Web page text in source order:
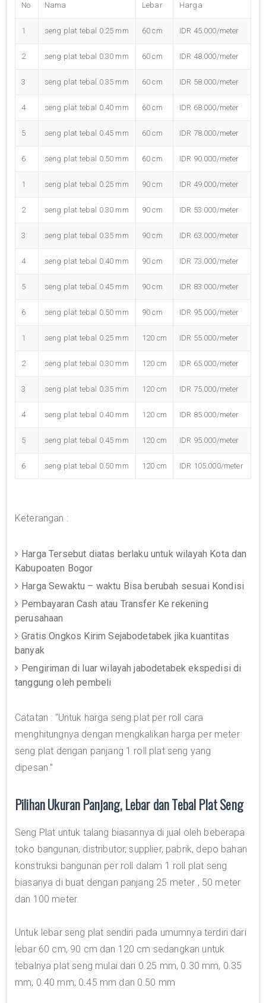
No Nama Lebar Harga
1 seng plat tebal 0.25 mm 60 cm IDR 45.000/meter
2 seng plat tebal 0.30 mm 60 cm IDR 48.000/meter
3 seng plat tebal 0.35 mm 60 cm IDR 58.000/meter
4 seng plat tebal 0.40 mm 60 cm IDR 68.000/meter
5 seng plat tebal 0.45 mm 60 cm IDR 78.000/meter
6 seng plat tebal 0.50 mm 60 cm IDR 90.000/meter
1 seng plat tebal 0.25 mm 90 cm IDR 49.000/meter
2 seng plat tebal 0.30 mm 90 cm IDR 53.000/meter
3 seng plat tebal 0.35 mm 90 cm IDR 63.000/meter
4 seng plat tebal 0.40 mm 90 cm IDR 73.000/meter
5 seng plat tebal 0.45 mm 90 cm IDR 83.000/meter
6 seng plat tebal 0.50 mm 90 cm IDR 95.000/meter
1 seng plat tebal 0.25 mm 120 cm IDR 55.000/meter
2 seng plat tebal 0.30 mm 120 cm IDR 65.000/meter
3 seng plat tebal 0.35 mm 120 cm IDR 75.000/meter
4 seng plat tebal 0.40 mm 120 cm IDR 85.000/meter
5 seng plat tebal 0.45 mm 120 cm IDR 95.000/meter
6 seng plat tebal 0.50 mm 120 cm IDR 105.000/meter
Keterangan :
Harga Tersebut diatas berlaku untuk wilayah Kota dan
Kabupoaten Bogor
Harga Sewaktu – waktu Bisa berubah sesuai Kondisi
Pembayaran Cash atau Transfer Ke rekening
perusahaan
Gratis Ongkos Kirim Sejabodetabek jika kuantitas
banyak
Pengiriman di luar wilayah jabodetabek ekspedisi di
tanggung oleh pembeli
Catatan : "Untuk harga seng plat per roll cara
menghitungnya dengan mengkalikan harga per meter
seng plat dengan panjang 1 roll plat seng yang
dipesan."
Pilihan Ukuran Panjang, Lebar dan Tebal Plat Seng
Seng Plat untuk talang biasannya di jual oleh beberapa
toko bangunan, distributor, supplier, pabrik, depo bahan
konstruksi bangunan per roll dalam 1 roll plat seng
biasanya di buat dengan panjang 25 meter , 50 meter
dan 100 meter.
Untuk lebar seng plat sendiri pada umumnya terdiri dari
lebar 60 cm, 90 cm dan 120 cm sedangkan untuk
tebalnya plat seng mulai dari 0.25 mm, 0.30 mm, 0.35
mm, 0.40 mm, 0.45 mm dan 0.50 mm